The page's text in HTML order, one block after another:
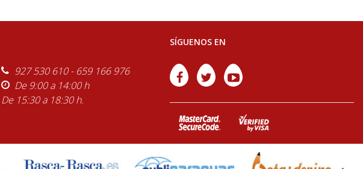
927 530 610 - 659 166 976
De 9:00 a 14:00 h
De 15:30 a 18:30 h.
SÍGUENOS EN